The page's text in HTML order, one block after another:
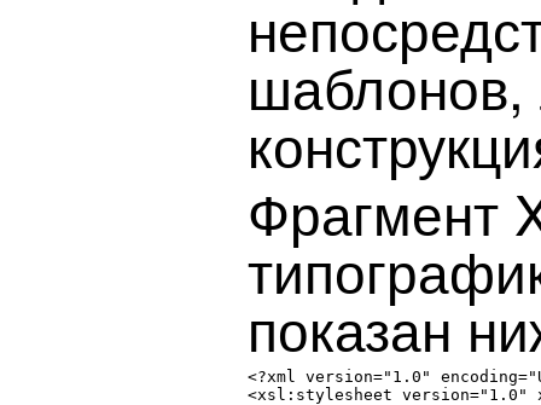
шаблонов,
Фрагмент
показан
<?xml version="1.0"
<xsl:stylesheet version="1.0"